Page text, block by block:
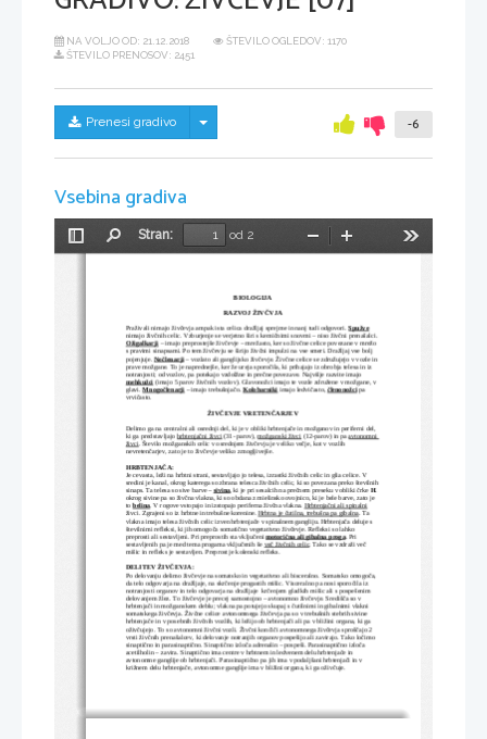
NA VOLJO OD: 21.12.2018
ŠTEVILO OGLEDOV: 1170
ŠTEVILO PRENOSOV: 2451
Prenesi gradivo Skrij/prikaži meni -6
Vsebina gradiva
Preklopi
Stran:
od 2
Pomanjšaj
BIOLOGIJA
RAZVOJ ŽIVČVJA
Praživali nimajo živčevja ampak ista celica dražljaj sprejme in nanj tudi odgovori. Spužve
nimajo živčnih celic. Vzburjenje se verjetno širi s kemičnimi snovmi – niso živčni prenašalci.
Ožigalkarji – imajo preprostejše živčevje – mrežasto, ker so živčne celice povezane v mrežo
s pravimi sinapsami. Po tem živčevju se širijo živčni impulzi na vse smeri. Dražljaj vse bolj
pojenjuje. Nečlenarji – vozlato ali ganglijsko živčevje. Živčne celice se združujejo v vozle in
prave možgane. To je naprednejše, ker že ureja sporočila, ki prihajajo iz obrobja telesa in iz
notranjosti; od vozlov, pa potekajo vzdolžne in prečne povezave. Najvišje razvite imajo
mehkužci (imajo 5 parov živčnih vozlov). Glavonožci imajo te vozle združene v možgane, v
glavi. Mnogočlenarji – imajo trebušnjačo. Kolobarniki imajo ledvičasto, členonožci pa
vrvičasto.
ŽIVČEVJE VRETENČARJEV
Delimo ga na centralni ali osrednji del, ki je v obliki hrbtenjače in možganov in periferni del,
ki ga predstavljajo hrbtenjačni živci (31- parov), možganski živci (12-parov) in pa avtonomni
živci. Število možganskih celic v osrednjem živčevju je veliko večje, kot v vozlih
nevretenčarjev, zato je to živčevje veliko zmogljivejše.
HRBTENJAČA:
Je cevasta, leži na hrbtni strani, sestavljajo jo telesa, izrastki živčnih celic in glia celice. V
sredini je kanal, okrog katerega so zbrana telesca živčnih celic, ki so povezana preko številnih
sinaps. Ta telesa so sive barve – sivina , ki je pri sesalcih na prečnem preseku v obliki črke H
okrog sivine pa so živčna vlakna, ki so obdana z mielinsko ovojnico, ki je bele barve, zato je
to belina. V rogove vstopajo in izstopajo periferna živčna vlakna. Hrbtenjačni ali spinalni
živci. Zgrajeni so iz hrbtne in trebušne korenine. Hrbtna je čutilna, trebušna pa gibalna. Ta
vlakna imajo telesa živčnih celic izven hrbtenjače v spinalnem gangliju. Hrbtenjača deluje s
številnimi refleksi, ki jih omogoča somatično vegetativno živčevje. Refleksi so lahko
preprosti ali sestavljeni. Pri preprostih sta vključeni motorična ali gibalna proga. Pri
sestavljenih pa je med tema progama vključenih še več živčnih celic . Tako se vzdraži več
mišic in refleks je sestavljen. Preprost je kolenski refleks.
DELITEV ŽIVČEVJA:
Po delovanju delimo živčevje na somatsko in vegetativno ali bisceralno. Somatsko omogoča,
da telo odgovarja na dražljaje, na skrčenje progastih mišic. Visceralno pa nosi sporočila iz
notranjosti organov in telo odgovarja na dražljaje  krčenjem gladkih mišic ali s pospešenim
delovanjem žlez. To živčevje je precej samostojno – avtonomno živčevje. Središča so v
hrbtenjači in možganskem deblu; vlakna pa potujejo skupaj s čutilnimi in gibalnimi vlakni
somatskega živčevja. Živčne celice avtonomnega živčevja pa so v trebušnih stebrih sivine
hrbtenjače in v posebnih živčnih vozlih, ki ležijo ob hrbtenjači ali pa v bližini organa, ki ga
oživčujejo. To so avtonomni živčni vozli. Živčni končiči avtonomnega živčevja sproščajo 2
vrsti živčnih prenašalcev, ki delovanje notranjih organov pospešijo ali zavirajo. Tako ločimo
sinaptično in parasinaptično. Sinaptično izloča adrenalin – pospeši. Parasinaptično izloča
acetilholin – zavira. Sinaptično ima centre v hrbtnem in ledvenem delu hrbtenjače in
avtonomne ganglije ob hrbtenjači. Parasinaptično pa jih ima v podaljšani hrbtenjači in v
križnem delu hrbtenjače, avtonomne ganglije ima v bližini organa, ki ga oživčuje.